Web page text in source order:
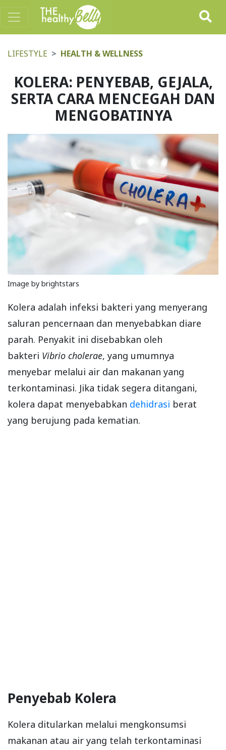
LIFESTYLE HEALTH & WELLNESS
KOLERA: PENYEBAB, GEJALA,
SERTA CARA MENCEGAH DAN
MENGOBATINYA
Image by brightstars
Kolera adalah infeksi bakteri yang menyerang
saluran pencernaan dan menyebabkan diare
parah. Penyakit ini disebabkan oleh
bakteri Vibrio cholerae, yang umumnya
menyebar melalui air dan makanan yang
terkontaminasi. Jika tidak segera ditangani,
kolera dapat menyebabkan dehidrasi berat
yang berujung pada kematian.
Penyebab Kolera
Kolera ditularkan melalui mengkonsumsi
makanan atau air yang telah terkontaminasi